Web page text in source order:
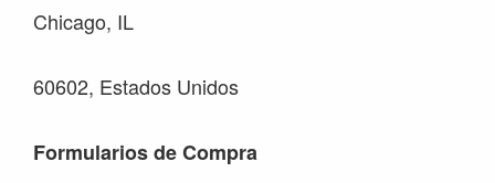
Chicago, IL
60602, Estados Unidos
Formularios de Compra